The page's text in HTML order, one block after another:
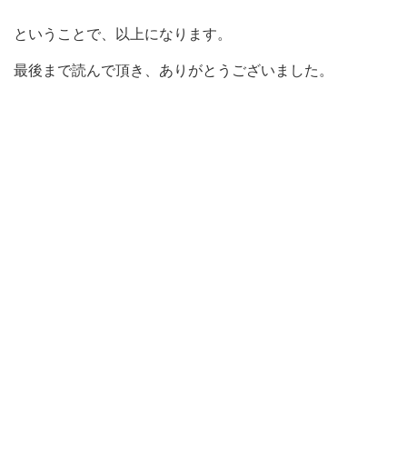
ということで、以上になります。
最後まで読んで頂き、ありがとうございました。